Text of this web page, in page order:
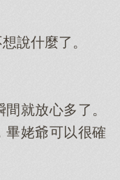
說什麼了。
就放心多了。
畢姥爺可以很確